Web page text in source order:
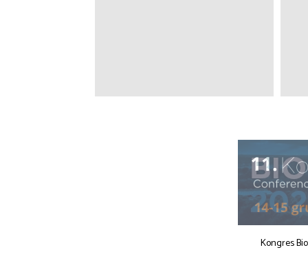
Kongres